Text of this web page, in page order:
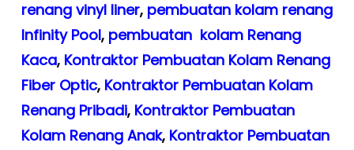
renang vinyl liner, pembuatan kolam renang
Infinity Pool, pembuatan kolam Renang
Kaca, Kontraktor Pembuatan Kolam Renang
Fiber Optic, Kontraktor Pembuatan Kolam
Renang Pribadi, Kontraktor Pembuatan
Kolam Renang Anak, Kontraktor Pembuatan